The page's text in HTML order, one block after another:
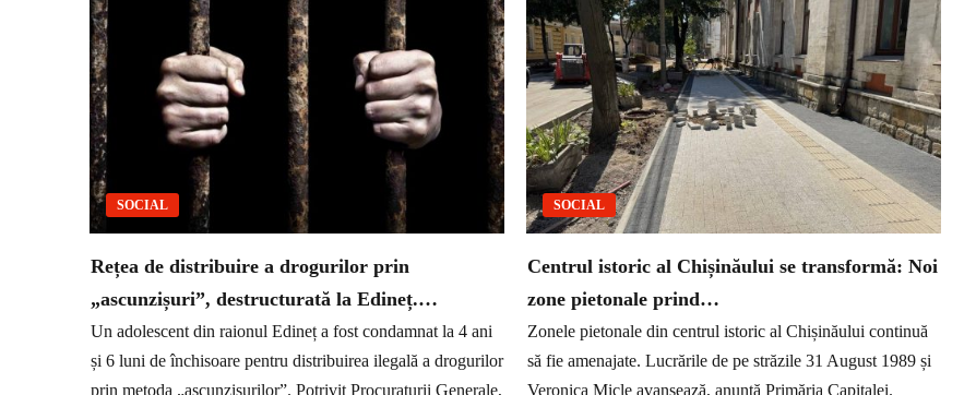
SOCIAL
Rețea de distribuire a drogurilor prin
„ascunzișuri”, destructurată la Edineț.…
Un adolescent din raionul Edineț a fost condamnat la 4 ani
și 6 luni de închisoare pentru distribuirea ilegală a drogurilor
prin metoda „ascunzișurilor”. Potrivit Procuraturii Generale,
SOCIAL
Centrul istoric al Chișinăului se transformă: Noi
zone pietonale prind…
Zonele pietonale din centrul istoric al Chișinăului continuă
să fie amenajate. Lucrările de pe străzile 31 August 1989 și
Veronica Micle avansează, anunță Primăria Capitalei.